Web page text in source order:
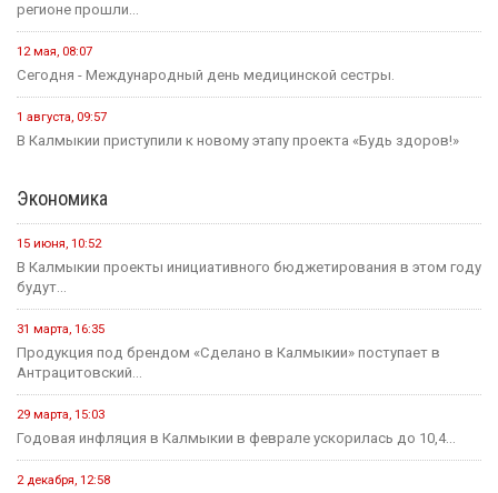
регионе прошли...
12 мая, 08:07
Сегодня - Международный день медицинской сестры.
1 августа, 09:57
В Калмыкии приступили к новому этапу проекта «Будь здоров!»
Экономика
15 июня, 10:52
В Калмыкии проекты инициативного бюджетирования в этом году
будут...
31 марта, 16:35
Продукция под брендом «Сделано в Калмыкии» поступает в
Антрацитовский...
29 марта, 15:03
Годовая инфляция в Калмыкии в феврале ускорилась до 10,4...
2 декабря, 12:58